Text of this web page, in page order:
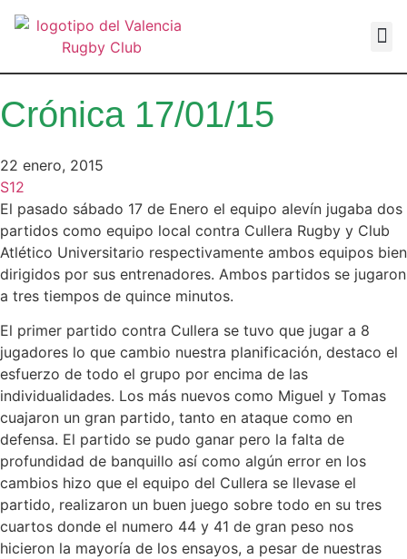
Crónica 17/01/15
22 enero, 2015
S12
El pasado sábado 17 de Enero el equipo alevín jugaba dos
partidos como equipo local contra Cullera Rugby y Club
Atlético Universitario respectivamente ambos equipos bien
dirigidos por sus entrenadores. Ambos partidos se jugaron
a tres tiempos de quince minutos.
El primer partido contra Cullera se tuvo que jugar a 8
jugadores lo que cambio nuestra planificación, destaco el
esfuerzo de todo el grupo por encima de las
individualidades. Los más nuevos como Miguel y Tomas
cuajaron un gran partido, tanto en ataque como en
defensa. El partido se pudo ganar pero la falta de
profundidad de banquillo así como algún error en los
cambios hizo que el equipo del Cullera se llevase el
partido, realizaron un buen juego sobre todo en su tres
cuartos donde el numero 44 y 41 de gran peso nos
hicieron la mayoría de los ensayos, a pesar de nuestras